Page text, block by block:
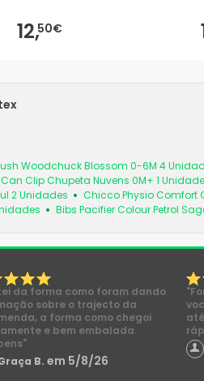
12,50€
Woodchuck Blossom 0-6M 4
Clip Chupeta Nuvens 0M+ 1 Unidade
2 Unidades
Chicco Physio Comfort
Bibs Pacifier Colour Petrol
da forma como foram dando
sobre o trajecto da
a forma como chegoi
e bem embalada.
B.em 5/8/26